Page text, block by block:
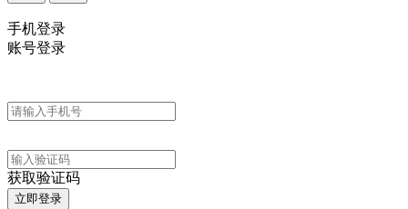
手机登录
账号登录
获取验证码
立即登录